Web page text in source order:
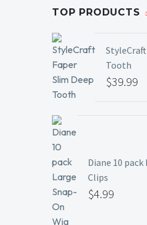
TOP PRODUCTS
Tooth
$39.99
Diane 10
Clips
$4.99